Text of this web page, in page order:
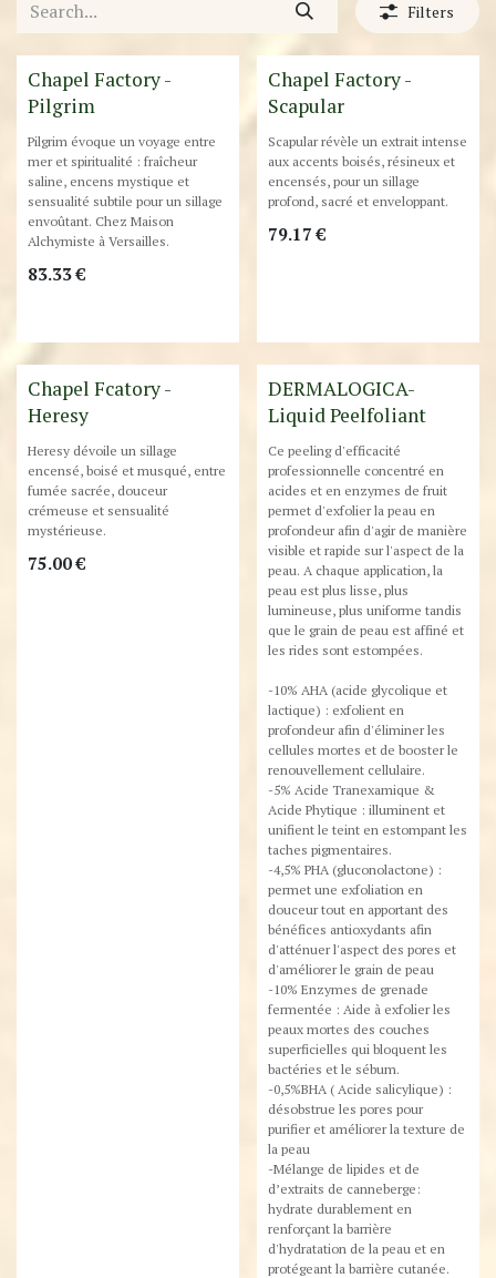
Filters
Chapel Factory -
Pilgrim
Pilgrim évoque un voyage entre
mer et spiritualité : fraîcheur
saline, encens mystique et
sensualité subtile pour un sillage
envoûtant. Chez Maison
Alchymiste à Versailles.
83.33€
Chapel Factory -
Scapular
Scapular révèle un extrait intense
aux accents boisés, résineux et
encensés, pour un sillage
profond, sacré et enveloppant.
79.17 €
Chapel Fcatory -
Heresy
Heresy dévoile un sillage
encensé, boisé et musqué, entre
fumée sacrée, douceur
crémeuse et sensualité
mystérieuse.
75.00€
Destockage
DERMALOGICA-
Liquid Peelfoliant
Ce peeling d'efficacité
professionnelle concentré en
acides et en enzymes de fruit
permet d'exfolier la peau en
profondeur afin d'agir de manière
visible et rapide sur l'aspect de la
peau. A chaque application, la
peau est plus lisse, plus
lumineuse, plus uniforme tandis
que le grain de peau est affiné et
les rides sont estompées.
-10% AHA (acide glycolique et
lactique) : exfolient en
profondeur afin d'éliminer les
cellules mortes et de booster le
renouvellement cellulaire.
-5% Acide Tranexamique &
Acide Phytique : illuminent et
unifient le teint en estompant les
taches pigmentaires.
-4,5% PHA (gluconolactone) :
permet une exfoliation en
douceur tout en apportant des
bénéfices antioxydants afin
d'atténuer l'aspect des pores et
d'améliorer le grain de peau
-10% Enzymes de grenade
fermentée : Aide à exfolier les
peaux mortes des couches
superficielles qui bloquent les
bactéries et le sébum.
-0,5%BHA ( Acide salicylique) :
désobstrue les pores pour
purifier et améliorer la texture de
la peau
-Mélange de lipides et de
d’extraits de canneberge:
hydrate durablement en
renforçant la barrière
d'hydratation de la peau et en
protégeant la barrière cutanée.